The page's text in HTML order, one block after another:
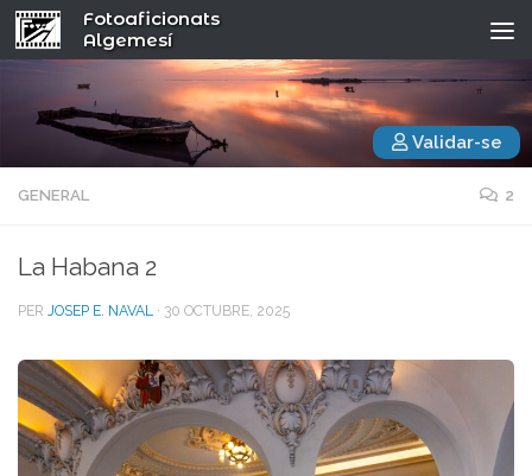
Fotoaficionats
Algemesí
Validar-se
GENERAL 2
La Habana 2
PER JOSEP E. NAVAL · 30 OCTUBRE, 2025